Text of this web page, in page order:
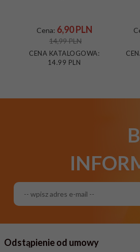
Cena: 6,90 PLN
14,99 PLN
CENA KATALOGOWA:
14.99 PLN
Odstąpienie od umowy